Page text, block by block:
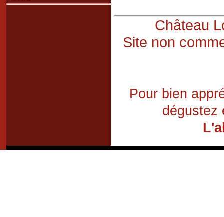
Château
Site non
Pour bien
dégustez